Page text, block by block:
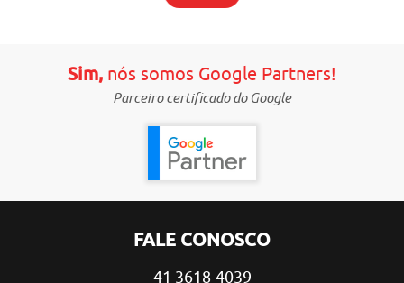
Sim,nós somos Google Partners!
Parceiro certificado do Google
FALE CONOSCO
41 3618-4039